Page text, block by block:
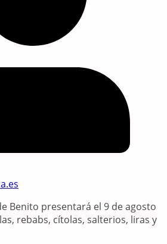
Benito presentará el 9 de agosto
rebabs, cítolas, salterios, liras y